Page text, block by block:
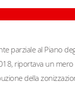
parziale al Piano
riportava un mero
della